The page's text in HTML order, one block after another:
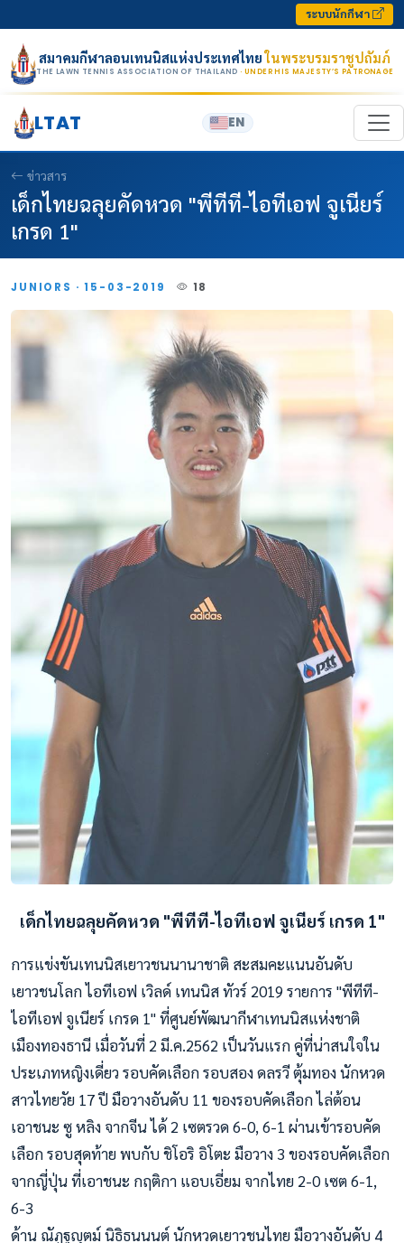
ระบบนักกีฬา
สมาคมกีฬาลอนเทนนิสแห่งประเทศไทยในพระบรมราชูปถัมภ์
THE LAWN TENNIS ASSOCIATION OF THAILAND · UNDER HIS MAJESTY’S PATRONAGE
LTAT EN
ข่าวสาร
เด็กไทยฉลุยคัดหวด "พีทีที-ไอทีเอฟ จูเนียร์
เกรด 1"
JUNIORS · 15-03-2019 18
เด็กไทยฉลุยคัดหวด "พีทีที-ไอทีเอฟ จูเนียร์ เกรด 1"
การแข่งขันเทนนิสเยาวชนนานาชาติ สะสมคะแนนอันดับ
เยาวชนโลก ไอทีเอฟ เวิลด์ เทนนิส ทัวร์ 2019 รายการ "พีทีที-
ไอทีเอฟ จูเนียร์ เกรด 1" ที่ศูนย์พัฒนากีฬาเทนนิสแห่งชาติ
เมืองทองธานี เมื่อวันที่ 2 มี.ค.2562 เป็นวันแรก คู่ที่น่าสนใจใน
ประเภทหญิงเดี่ยว รอบคัดเลือก รอบสอง ดลรวี ตุ้มทอง นักหวด
สาวไทยวัย 17 ปี มือวางอันดับ 11 ของรอบคัดเลือก ไล่ต้อน
เอาชนะ ซู หลิง จากจีน ได้ 2 เซตรวด 6-0, 6-1 ผ่านเข้ารอบคัด
เลือก รอบสุดท้าย พบกับ ชิโอริ อิโตะ มือวาง 3 ของรอบคัดเลือก
จากญี่ปุ่น ที่เอาชนะ กฤติกา แอบเอี่ยม จากไทย 2-0 เซต 6-1,
6-3
ด้าน ณัฏฐญุตม์ นิธิธนนนต์ นักหวดเยาวชนไทย มือวางอันดับ 4